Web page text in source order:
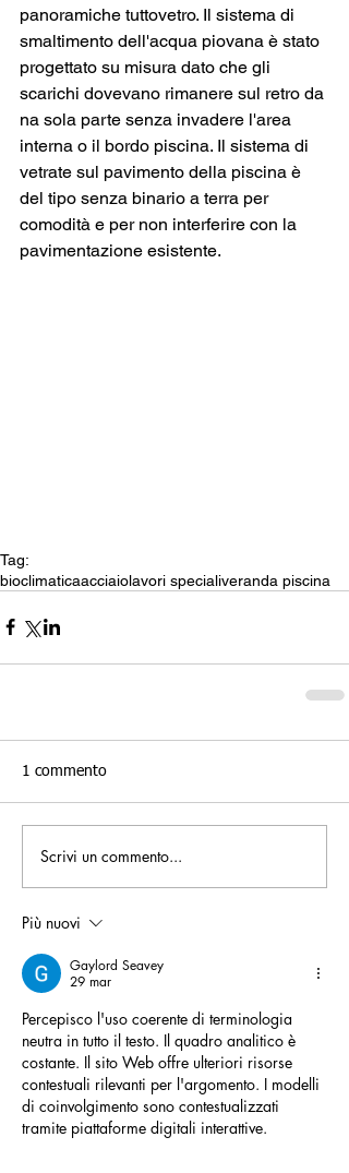
panoramiche tuttovetro. Il sistema di
smaltimento dell'acqua piovana è stato
progettato su misura dato che gli
scarichi dovevano rimanere sul retro da
na sola parte senza invadere l'area
interna o il bordo piscina. Il sistema di
vetrate sul pavimento della piscina è
del tipo senza binario a terra per
comodità e per non interferire con la
pavimentazione esistente.
Tag:
bioclimaticaacciaiolavori specialiveranda piscina
1 commento
Scrivi un commento...
Più nuovi
Gaylord Seavey
29 mar
Percepisco l'uso coerente di terminologia
neutra in tutto il testo. Il quadro analitico è
costante. Il sito Web offre ulteriori risorse
contestuali rilevanti per l'argomento. I modelli
di coinvolgimento sono contestualizzati
tramite piattaforme digitali interattive.